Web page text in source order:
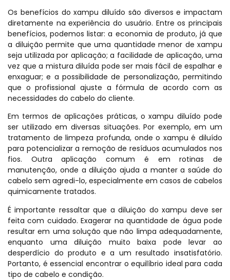
Os benefícios do xampu diluído são diversos e impactam
diretamente na experiência do usuário. Entre os principais
benefícios, podemos listar: a economia de produto, já que
a diluição permite que uma quantidade menor de xampu
seja utilizada por aplicação; a facilidade de aplicação, uma
vez que a mistura diluída pode ser mais fácil de espalhar e
enxaguar; e a possibilidade de personalização, permitindo
que o profissional ajuste a fórmula de acordo com as
necessidades do cabelo do cliente.
Em termos de aplicações práticas, o xampu diluído pode
ser utilizado em diversas situações. Por exemplo, em um
tratamento de limpeza profunda, onde o xampu é diluído
para potencializar a remoção de resíduos acumulados nos
fios. Outra aplicação comum é em rotinas de
manutenção, onde a diluição ajuda a manter a saúde do
cabelo sem agredi-lo, especialmente em casos de cabelos
quimicamente tratados.
É importante ressaltar que a diluição do xampu deve ser
feita com cuidado. Exagerar na quantidade de água pode
resultar em uma solução que não limpa adequadamente,
enquanto uma diluição muito baixa pode levar ao
desperdício do produto e a um resultado insatisfatório.
Portanto, é essencial encontrar o equilíbrio ideal para cada
tipo de cabelo e condição.